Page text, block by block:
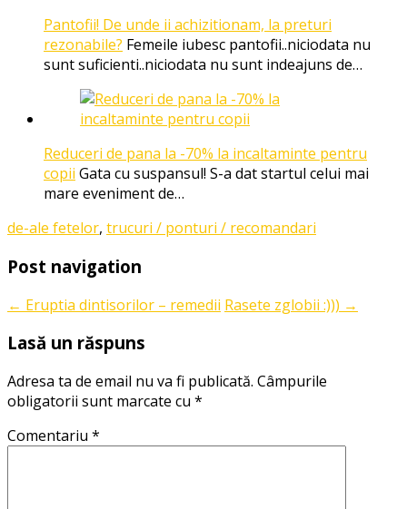
Pantofii! De unde ii achizitionam, la preturi
rezonabile? Femeile iubesc pantofii..niciodata nu
sunt suficienti..niciodata nu sunt indeajuns de…
Reduceri de pana la -70% la incaltaminte pentru
copii Gata cu suspansul! S-a dat startul celui mai
mare eveniment de…
de-ale fetelor, trucuri / ponturi / recomandari
Post navigation
← Eruptia dintisorilor – remedii Rasete zglobii :))) →
Lasă un răspuns
Adresa ta de email nu va fi publicată. Câmpurile
obligatorii sunt marcate cu *
Comentariu *